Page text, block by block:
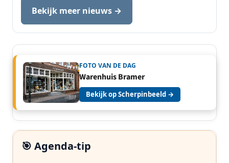
Bekijk meer nieuws →
FOTO VAN DE DAG
Warenhuis Bramer
Bekijk op Scherpinbeeld →
🎯 Agenda-tip